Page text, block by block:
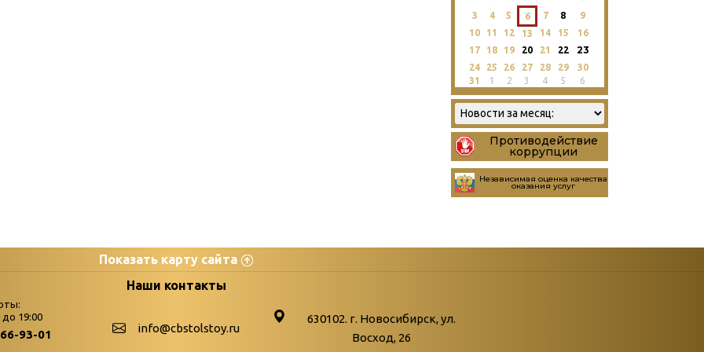
3 4 5 6 7 8
9
10
11 12 13 14 15
16
17
18 19 20 21 22 23
24 25 26 27 28 29
30
31
1 2 3 4 5 6
Противодействие
коррупции
Независимая оценка качества
оказания услуг
Показать карту сайта
palitra
Бюллетень новых поступлений
Война. Народ. Победа.
Наши контакты
до 19:00
93-01 info@cbstolstoy.ru
630102. г. Новосибирск, ул.
Восход, 26